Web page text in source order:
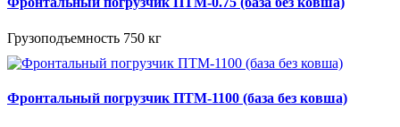
Грузоподъемность 750 кг
Фронтальный погрузчик ПТМ-1100 (база без ковша)